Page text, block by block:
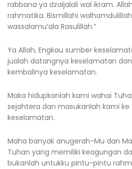
rabbana ya dzaljalali wal ikram.
rahmatika. Bismillahi
wassalamu’ala Rasulillah.”
Ya Allah, Engkau sumber
jualah datangnya keselamatan
kembalinya keselamatan.
Maka hidupkanlah kami wahai
sejahtera dan masukanlah kami
keselamatan.
Maha banyak anugerah-Mu dan
Tuhan yang memiliki keagungan
bukanlah untukku pintu-pintu